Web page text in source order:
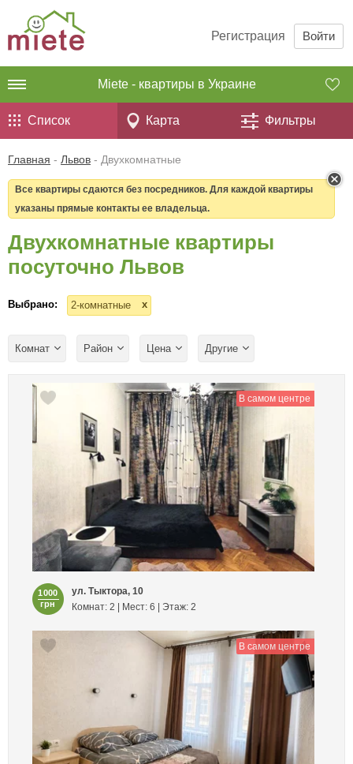
Регистрация Войти
Miete - квартиры в Украине
Список Карта Фильтры
Главная - Львов - Двухкомнатные
Все квартиры сдаются без посредников. Для каждой квартиры
указаны прямые контакты ее владельца.
Двухкомнатные квартиры
посуточно Львов
Выбрано: 2-комнатные x
Комнат Район Цена Другие
В самом центре
1000
грн
ул. Тыктора, 10
Комнат: 2 | Мест: 6 | Этаж: 2
В самом центре